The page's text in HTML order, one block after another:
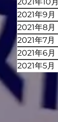
2021年9月
2021年8月
2021年7月
2021年6月
2021年5月